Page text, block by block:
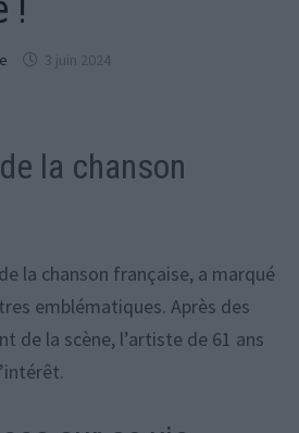
!
3 juin 2024
la chanson
la chanson française, a marqué
emblématiques. Après des
de la scène, l’artiste de 61 ans